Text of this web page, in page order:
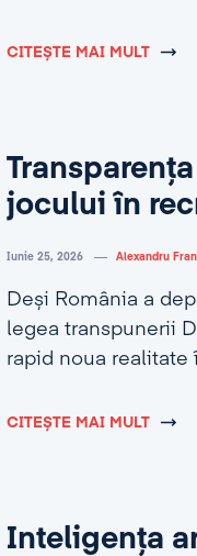
CITEȘTE MAI MULT
jocului în
Iunie 25, 2026 Alexandru
Deși România a
legea transpunerii
rapid noua realitate
CITEȘTE MAI MULT
Inteligența